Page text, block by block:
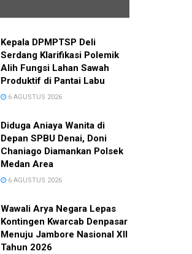
Kepala DPMPTSP Deli
Serdang Klarifikasi Polemik
Alih Fungsi Lahan Sawah
Produktif di Pantai Labu
6 AGUSTUS 2026
Diduga Aniaya Wanita di
Depan SPBU Denai, Doni
Chaniago Diamankan Polsek
Medan Area
6 AGUSTUS 2026
Wawali Arya Negara Lepas
Kontingen Kwarcab Denpasar
Menuju Jambore Nasional XII
Tahun 2026